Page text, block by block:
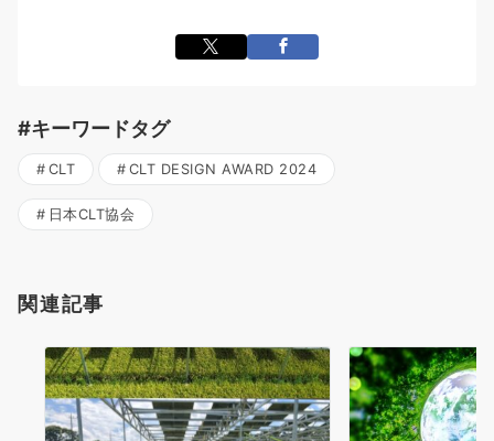
#キーワードタグ
CLT CLT DESIGN AWARD 2024
日本CLT協会
関連記事